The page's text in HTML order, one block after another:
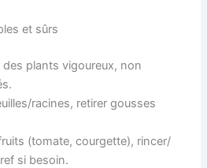
et sûrs
des plants vigoureux, non
racines, retirer gousses
(tomate, courgette), rincer/
si besoin.